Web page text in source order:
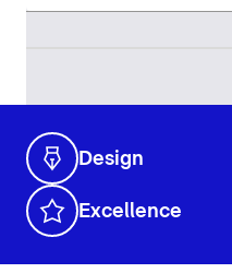
Design
Excellence